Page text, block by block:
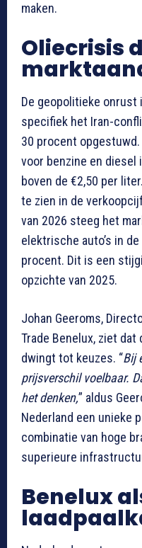
maken.
Oliecrisis
De geopolitieke onrust
specifiek het Iran-
30 procent
voor benzine en
boven de €2,50 per
te zien in de
van 2026 steeg het
elektrische auto’s in
procent. Dit is een
opzichte van 2025.
Johan Geeroms,
Trade Benelux, ziet
dwingt tot keuzes. “Bij
prijsverschil voelbaar.
het denken,” aldus
Nederland een unieke
combinatie van hoge
superieure
Benelux